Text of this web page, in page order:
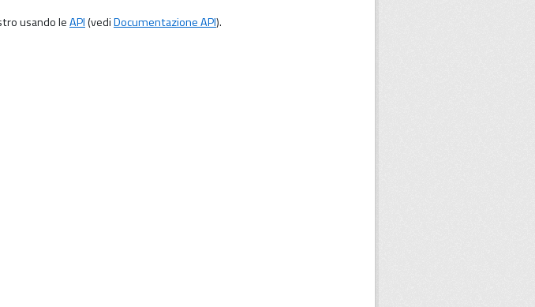
usando leAPI(vediDocumentazione API).